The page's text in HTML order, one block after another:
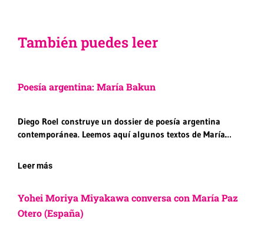
También puedes leer
Poesía argentina: María Bakun
Diego Roel construye un dossier de poesía argentina
contemporánea. Leemos aquí algunos textos de María…
Leer más
Yohei Moriya Miyakawa conversa con María Paz
Otero (España)